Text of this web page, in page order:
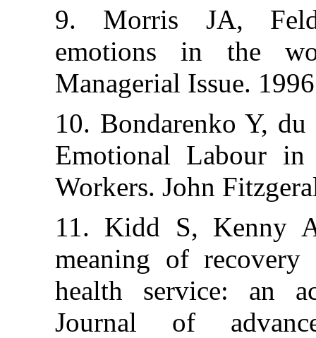
9. Morris
emotions in
Managerial
10.
Emotional
Workers. John
11. Kidd S,
meaning of
health
Journal of